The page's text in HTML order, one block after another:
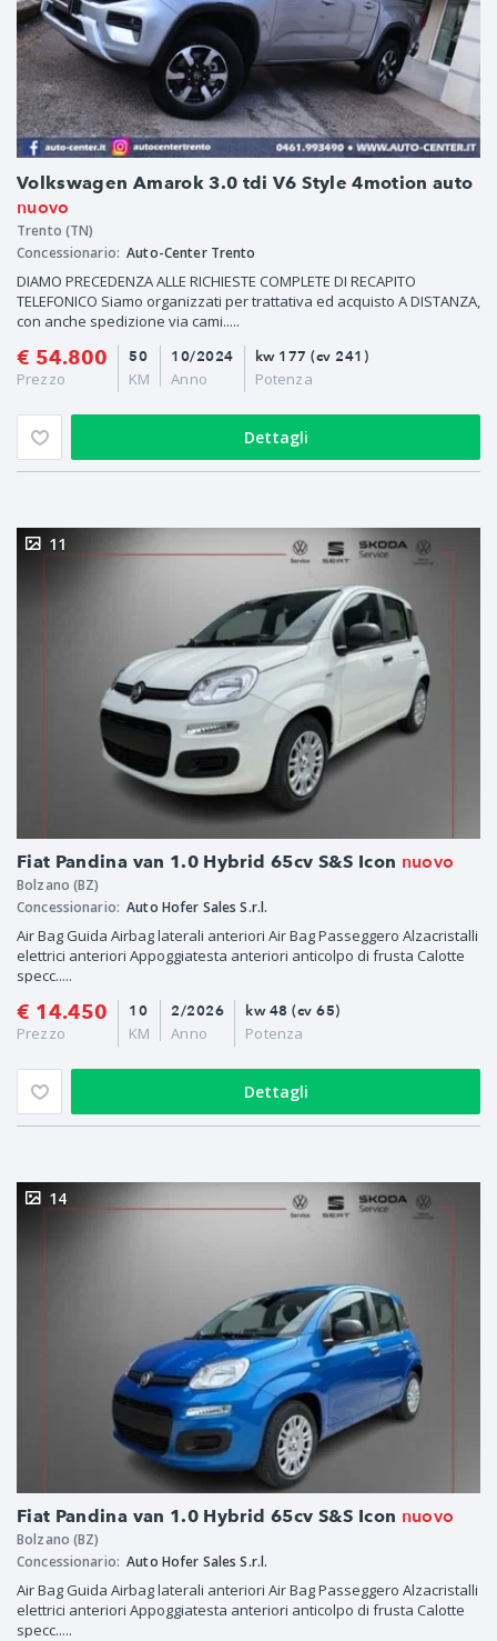
Volkswagen Amarok 3.0 tdi V6 Style 4motion auto
nuovo
Trento (TN)
Concessionario: Auto-Center Trento
DIAMO PRECEDENZA ALLE RICHIESTE COMPLETE DI RECAPITO
TELEFONICO Siamo organizzati per trattativa ed acquisto A DISTANZA,
con anche spedizione via cami.....
€ 54.800
Prezzo
10/2024
Anno
50
KM
kw 177 (cv 241)
Potenza
Dettagli
Fiat Pandina van 1.0 Hybrid 65cv S&S Icon nuovo
11
Bolzano (BZ)
Concessionario: Auto Hofer Sales S.r.l.
Air Bag Guida Airbag laterali anteriori Air Bag Passeggero Alzacristalli
elettrici anteriori Appoggiatesta anteriori anticolpo di frusta Calotte
specc.....
€ 14.450
Prezzo
2/2026
Anno
10
KM
kw 48 (cv 65)
Potenza
Dettagli
Fiat Pandina van 1.0 Hybrid 65cv S&S Icon nuovo
14
Bolzano (BZ)
Concessionario: Auto Hofer Sales S.r.l.
Air Bag Guida Airbag laterali anteriori Air Bag Passeggero Alzacristalli
elettrici anteriori Appoggiatesta anteriori anticolpo di frusta Calotte
specc.....